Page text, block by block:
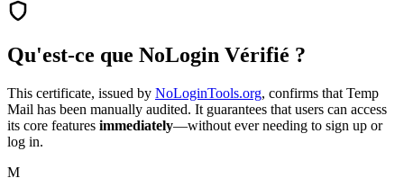
Qu'est-ce que NoLogin Vérifié ?
This certificate, issued by NoLoginTools.org, confirms that Temp
Mail has been manually audited. It guarantees that users can access
its core features immediately—without ever needing to sign up or
log in.
M